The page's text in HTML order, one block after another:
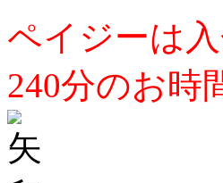
ペイジーは
240分のお時